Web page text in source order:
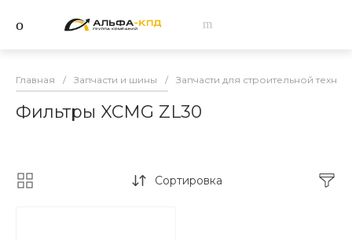
Главная / Запчасти и шины / Запчасти для строительной
Фильтры XCMG ZL30
Сортировка